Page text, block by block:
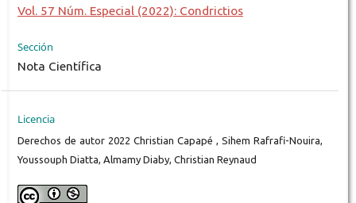
Vol. 57 Núm. Especial (2022): Condrictios
Sección
Nota Científica
Licencia
Derechos de autor 2022 Christian Capapé , Sihem Rafrafi-Nouira,
Youssouph Diatta, Almamy Diaby, Christian Reynaud